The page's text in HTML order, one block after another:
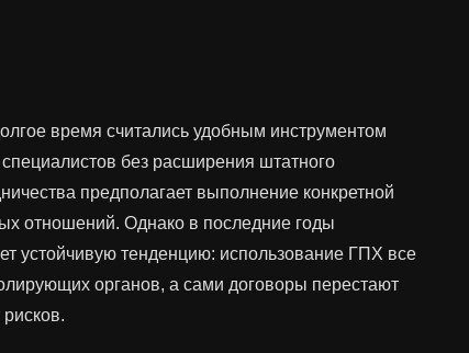
время считались удобным инструментом
без расширения штатного
предполагает выполнение конкретной
отношений. Однако в последние годы
устойчивую тенденцию: использование ГПХ все
органов, а сами договоры перестают